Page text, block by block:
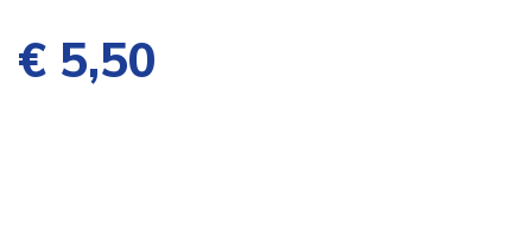
€ 5,50